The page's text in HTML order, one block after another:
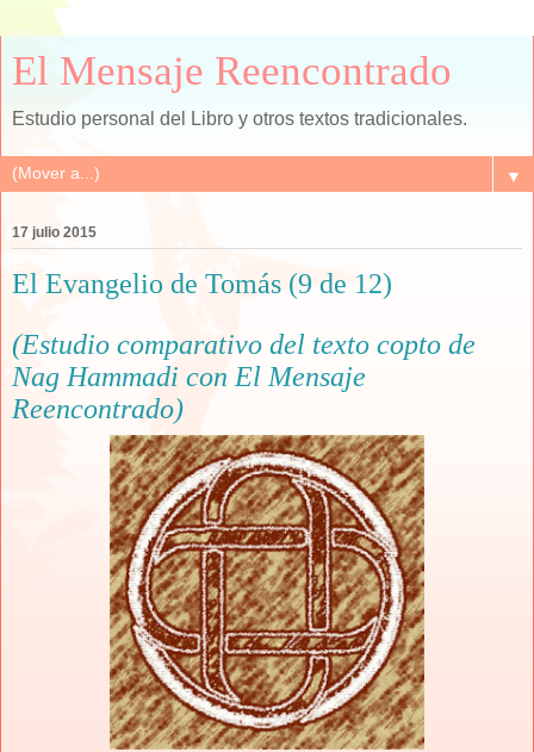
El Mensaje Reencontrado
Estudio personal del Libro y otros textos tradicionales.
▼
17 julio 2015
El Evangelio de Tomás (9 de 12)
(Estudio comparativo del texto copto de
Nag Hammadi con El Mensaje
Reencontrado)